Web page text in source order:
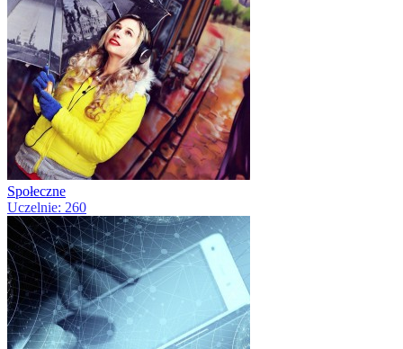
Społeczne
Uczelnie: 260